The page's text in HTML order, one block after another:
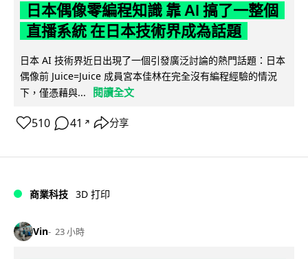
日本偶像零編程知識 靠 AI 搞了一整個
直播系統 在日本技術界成為話題
日本 AI 技術界近日出現了一個引發廣泛討論的熱門話題：日本
偶像前 Juice=Juice 成員宮本佳林在完全沒有編程經驗的情況
下，僅憑藉與...
閱讀全文
510 41 ↗ 分享
商業科技 3D 打印
Vin 23 小時